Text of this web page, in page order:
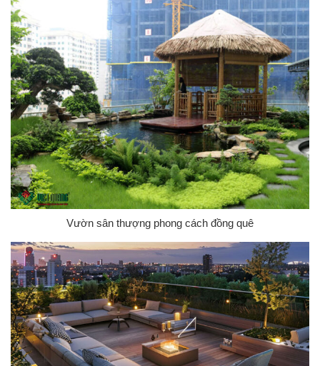
Vườn sân thượng phong cách đồng quê